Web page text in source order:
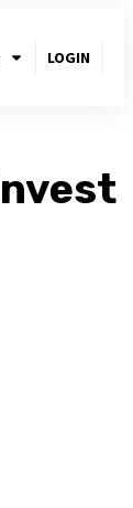
LOGIN